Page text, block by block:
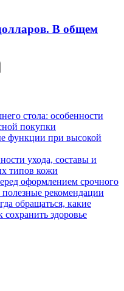
В общем
стола: особенности
покупки
функции при высокой
ухода, составы и
типов кожи
оформлением срочного
рекомендации
обращаться, какие
сохранить здоровье